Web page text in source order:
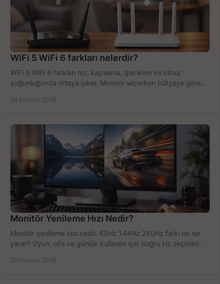
WiFi 5 WiFi 6 farkları nelerdir?
WiFi 5 WiFi 6 farkları hız, kapsama, gecikme ve cihaz
yoğunluğunda ortaya çıkar. Modem seçerken bütçeye göre
24 Haziran 2026
Monitör Yenileme Hızı Nedir?
Monitör yenileme hızı nedir, 60Hz 144Hz 240Hz farkı ne işe
yarar? Oyun, ofis ve günlük kullanım için doğru Hz seçimini
22 Haziran 2026